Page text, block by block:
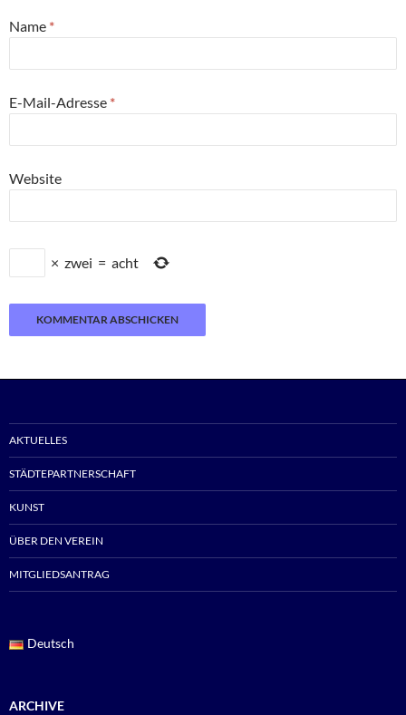
Name *
E-Mail-Adresse *
Website
× zwei = acht
AKTUELLES
STÄDTEPARTNERSCHAFT
KUNST
ÜBER DEN VEREIN
MITGLIEDSANTRAG
Deutsch
ARCHIVE